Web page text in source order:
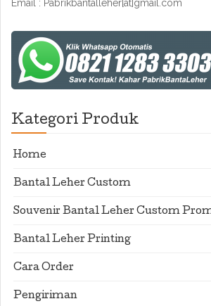
Email : Pabrikbantalleher[at]gmail.com
Kategori Produk
Home
Bantal Leher Custom
Souvenir Bantal Leher Custom
Bantal Leher Printing
Cara Order
Pengiriman